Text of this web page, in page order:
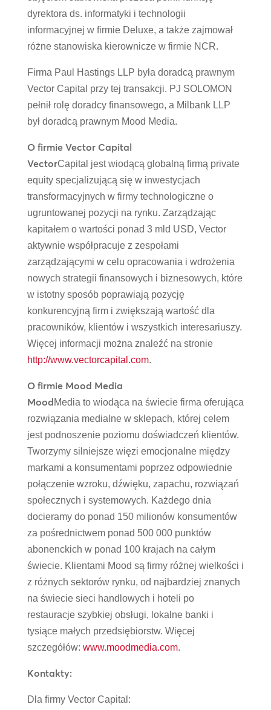
dyrektora ds. informatyki i technologii
informacyjnej w firmie Deluxe, a także zajmował
różne stanowiska kierownicze w firmie NCR.
Firma Paul Hastings LLP była doradcą prawnym
Vector Capital przy tej transakcji. PJ SOLOMON
pełnił rolę doradcy finansowego, a Milbank LLP
był doradcą prawnym Mood Media.
O firmie Vector Capital
VectorCapital jest wiodącą globalną firmą private
equity specjalizującą się w inwestycjach
transformacyjnych w firmy technologiczne o
ugruntowanej pozycji na rynku. Zarządzając
kapitałem o wartości ponad 3 mld USD, Vector
aktywnie współpracuje z zespołami
zarządzającymi w celu opracowania i wdrożenia
nowych strategii finansowych i biznesowych, które
w istotny sposób poprawiają pozycję
konkurencyjną firm i zwiększają wartość dla
pracowników, klientów i wszystkich interesariuszy.
Więcej informacji można znaleźć na stronie
http://www.vectorcapital.com.
O firmie Mood Media
MoodMedia to wiodąca na świecie firma oferująca
rozwiązania medialne w sklepach, której celem
jest podnoszenie poziomu doświadczeń klientów.
Tworzymy silniejsze więzi emocjonalne między
markami a konsumentami poprzez odpowiednie
połączenie wzroku, dźwięku, zapachu, rozwiązań
społecznych i systemowych. Każdego dnia
docieramy do ponad 150 milionów konsumentów
za pośrednictwem ponad 500 000 punktów
abonenckich w ponad 100 krajach na całym
świecie. Klientami Mood są firmy różnej wielkości i
z różnych sektorów rynku, od najbardziej znanych
na świecie sieci handlowych i hoteli po
restauracje szybkiej obsługi, lokalne banki i
tysiące małych przedsiębiorstw. Więcej
szczegółów: www.moodmedia.com.
Kontakty:
Dla firmy Vector Capital: